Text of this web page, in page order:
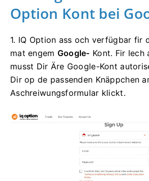
Option Kont bei
1. IQ Option ass och verfügbar fir
mat engem Google- Kont. Fir Iech
musst Dir Äre Google-Kont
Dir op de passenden Knäppchen
Aschreiwungsformular klickt.